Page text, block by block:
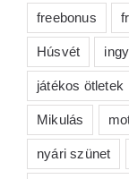
freebonus
Húsvét
játékos ötletek
Mikulás
nyári szünet